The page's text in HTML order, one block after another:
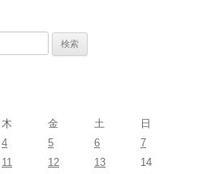
木 金 土
日
4 5 6
7
11 12 13
14